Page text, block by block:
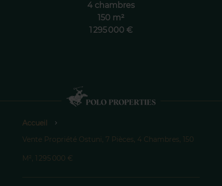
4 chambres
150 m²
1 295 000 €
Accueil
Vente Propriété Ostuni, 7 Pièces, 4 Chambres, 150
M², 1 295 000 €